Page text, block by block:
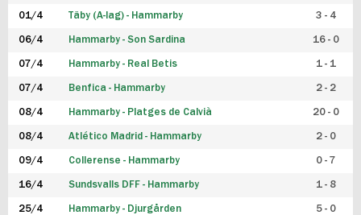
FUTSAL DAM
01/4 Täby (A-lag) - Hammarby 3 - 4
06/4 Hammarby - Son Sardina 16 - 0
07/4 Hammarby - Real Betis 1 - 1
07/4 Benfica - Hammarby 2 - 2
08/4 Hammarby - Platges de Calvià 20 - 0
08/4 Atlético Madrid - Hammarby 2 - 0
09/4 Collerense - Hammarby 0 - 7
16/4 Sundsvalls DFF - Hammarby 1 - 8
25/4 Hammarby - Djurgården 5 - 0